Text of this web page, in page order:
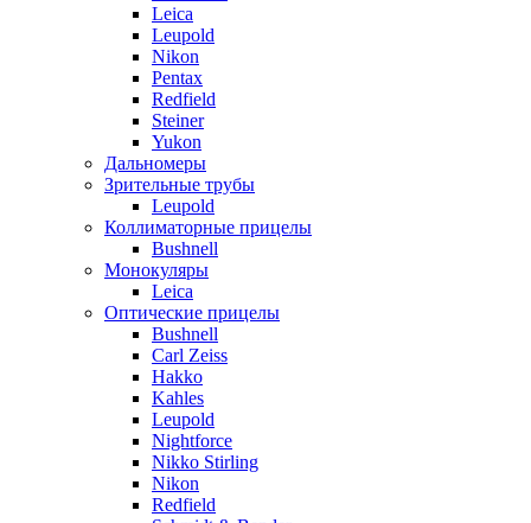
Leica
Leupold
Nikon
Pentax
Redfield
Steiner
Yukon
Дальномеры
Зрительные трубы
Leupold
Коллиматорные прицелы
Bushnell
Монокуляры
Leica
Оптические прицелы
Bushnell
Carl Zeiss
Hakko
Kahles
Leupold
Nightforce
Nikko Stirling
Nikon
Redfield